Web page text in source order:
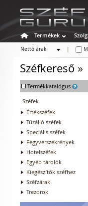
Termékek
Nettó árak
Széfkereső »
- Termékkatalógus
Széfek
Értékszéfek
Tűzálló széfek
Speciális széfek
Fegyverszekrények
Hotelszéfek
Egyéb tárolók
Kiegészítők széfhez
Széfzárak
Trezorok